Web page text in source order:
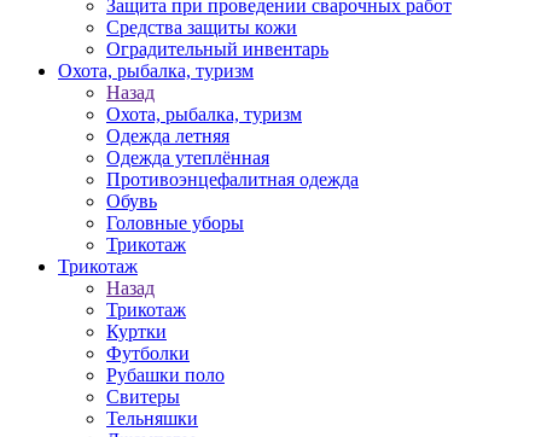
Защита при проведении сварочных работ
Средства защиты кожи
Оградительный инвентарь
Охота, рыбалка, туризм
Назад
Охота, рыбалка, туризм
Одежда летняя
Одежда утеплённая
Противоэнцефалитная одежда
Обувь
Головные уборы
Трикотаж
Трикотаж
Назад
Трикотаж
Куртки
Футболки
Рубашки поло
Свитеры
Тельняшки